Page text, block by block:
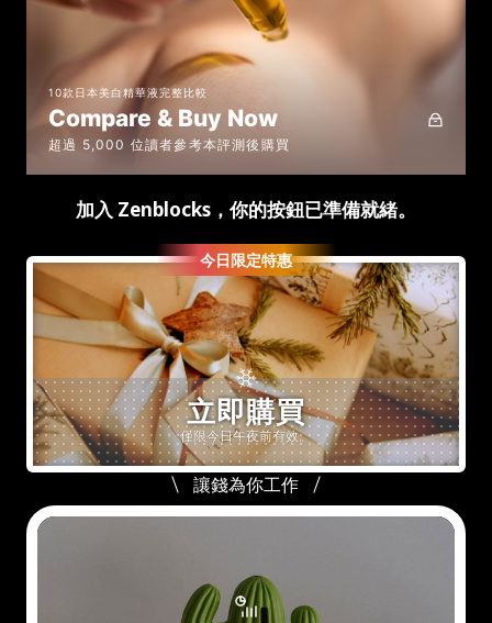
10款日本美白精華液完整比較
Compare & Buy Now
超過 5,000 位讀者參考本評測後購買
加入 Zenblocks，你的按鈕已準備就緒。
今日限定特惠
立即購買
僅限今日午夜前有效。
讓錢為你工作